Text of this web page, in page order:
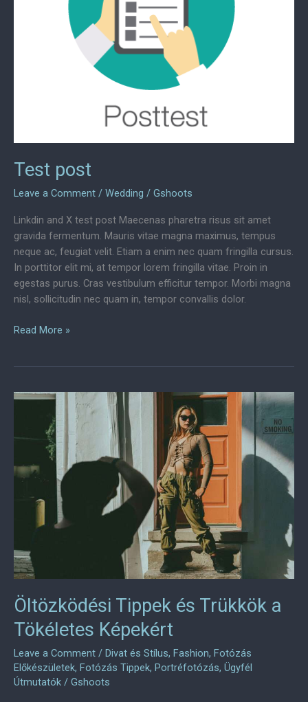
Test post
Leave a Comment / Wedding / Gshoots
Linkdin and X test post Maecenas pharetra risus sit amet
gravida fermentum. Mauris vitae magna maximus, tempus
neque ac, feugiat velit. Etiam a enim nec quam fringilla cursus.
In porttitor elit mi, at tempor lorem fringilla vitae. Proin in
egestas purus. Cras vestibulum efficitur tempor. Morbi magna
nisl, sollicitudin nec quam in, tempor convallis dolor.
Test
Read More »
Öltözködési Tippek és Trükkök a
Tökéletes Képekért
Leave a Comment / Divat és Stílus, Fashion, Fotózás
Előkészületek, Fotózás Tippek, Portréfotózás, Ügyfél
Útmutatók / Gshoots